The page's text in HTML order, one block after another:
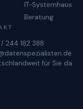
IT-Systemhaus
Beratung
244 182 388
für Sie da